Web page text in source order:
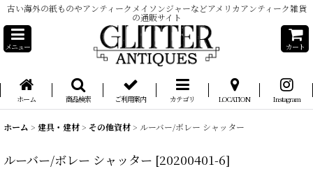
古い海外の紙ものやアンティークメイソンジャーなどアメリカアンティーク雑貨
の通販サイト
メニュー カート
ホーム 商品検索 ご利用案内 カテゴリ LOCATION Instagram
ホーム > 建具・建材> その他資材> ルーバー/ボレー シャッター
ルーバー/ボレー シャッター [20200401-6]